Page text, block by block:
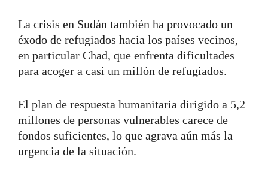
La crisis en Sudán también ha provocado un
éxodo de refugiados hacia los países vecinos,
en particular Chad, que enfrenta dificultades
para acoger a casi un millón de refugiados.
El plan de respuesta humanitaria dirigido a 5,2
millones de personas vulnerables carece de
fondos suficientes, lo que agrava aún más la
urgencia de la situación.